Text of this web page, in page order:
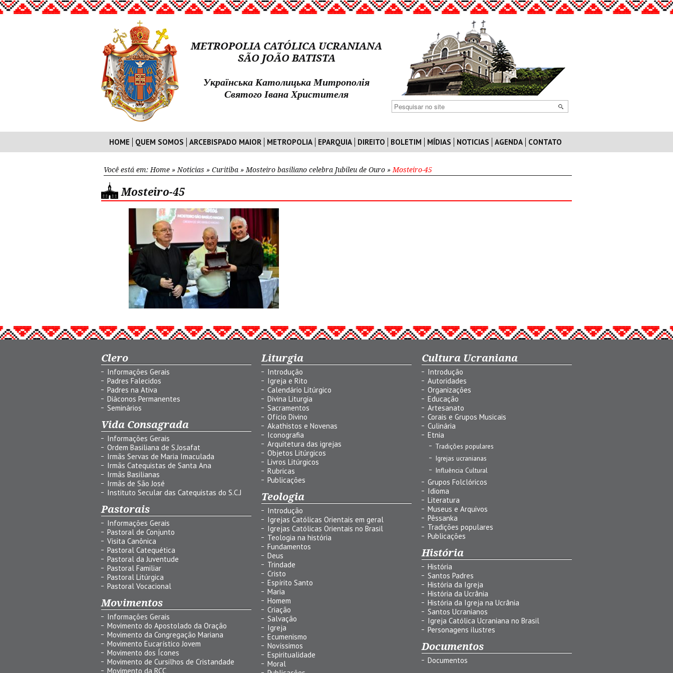
METROPOLIA CATÓLICA UCRANIANA
SÃO JOÃO BATISTA
Українська Католицька Митрополія
Святого Івана Христителя
HOME QUEM SOMOS ARCEBISPADO MAIOR METROPOLIA EPARQUIA DIREITO BOLETIM MÍDIAS NOTICIAS AGENDA CONTATO
Você está em: Home » Noticias » Curitiba » Mosteiro basiliano celebra Jubileu de Ouro » Mosteiro-45
Mosteiro-45
Clero
Informações Gerais
Padres Falecidos
Padres na Ativa
Diáconos Permanentes
Seminários
Vida Consagrada
Informações Gerais
Ordem Basiliana de S.Josafat
Irmãs Servas de Maria Imaculada
Irmãs Catequistas de Santa Ana
Irmãs Basilianas
Irmãs de São José
Instituto Secular das Catequistas do S.C.J
Pastorais
Informações Gerais
Pastoral de Conjunto
Visita Canônica
Pastoral Catequética
Pastoral da Juventude
Pastoral Familiar
Pastoral Litúrgica
Pastoral Vocacional
Movimentos
Informações Gerais
Movimento do Apostolado da Oração
Movimento da Congregação Mariana
Movimento Eucarístico Jovem
Movimento dos Ícones
Movimento de Cursilhos de Cristandade
Movimento da RCC
Liturgia
Introdução
Igreja e Rito
Calendário Litúrgico
Divina Liturgia
Sacramentos
Ofício Divino
Akathistos e Novenas
Iconografia
Arquitetura das igrejas
Objetos Litúrgicos
Livros Litúrgicos
Rubricas
Publicações
Teologia
Introdução
Igrejas Católicas Orientais em geral
Igrejas Católicas Orientais no Brasil
Teologia na história
Fundamentos
Deus
Trindade
Cristo
Espírito Santo
Maria
Homem
Criação
Salvação
Igreja
Ecumenismo
Novíssimos
Espiritualidade
Moral
Cultura Ucraniana
Introdução
Autoridades
Organizações
Educação
Artesanato
Corais e Grupos Musicais
Culinária
Etnia
Tradições populares
Igrejas ucranianas
Influência Cultural
Grupos Folclóricos
Idioma
Literatura
Museus e Arquivos
Pêssanka
Tradições populares
Publicações
História
História
Santos Padres
História da Igreja
História da Ucrânia
História da Igreja na Ucrânia
Santos Ucranianos
Igreja Católica Ucraniana no Brasil
Personagens ilustres
Documentos
Documentos